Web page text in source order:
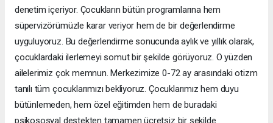
denetim içeriyor. Çocukların bütün programlarına hem
süpervizörümüzle karar veriyor hem de bir değerlendirme
uyguluyoruz. Bu değerlendirme sonucunda aylık ve yıllık olarak,
çocuklardaki ilerlemeyi somut bir şekilde görüyoruz. O yüzden
ailelerimiz çok memnun. Merkezimize 0-72 ay arasındaki otizm
tanılı tüm çocuklarımızı bekliyoruz. Çocuklarımız hem duyu
bütünlemeden, hem özel eğitimden hem de buradaki
psikososyal destekten tamamen ücretsiz bir şekilde